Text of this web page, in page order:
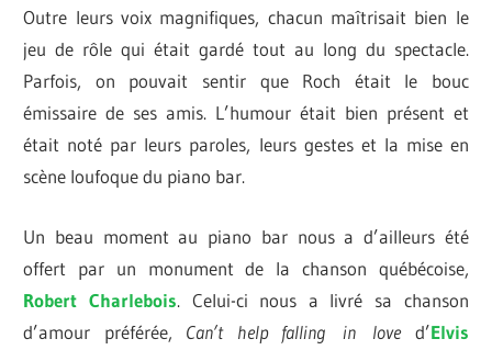
Outre leurs voix magnifiques, chacun maîtrisait bien le
jeu de rôle qui était gardé tout au long du spectacle.
Parfois, on pouvait sentir que Roch était le bouc
émissaire de ses amis. L’humour était bien présent et
était noté par leurs paroles, leurs gestes et la mise en
scène loufoque du piano bar.
Un beau moment au piano bar nous a d’ailleurs été
offert par un monument de la chanson québécoise,
Robert Charlebois. Celui-ci nous a livré sa chanson
d’amour préférée, Can’t help falling in loved’Elvis